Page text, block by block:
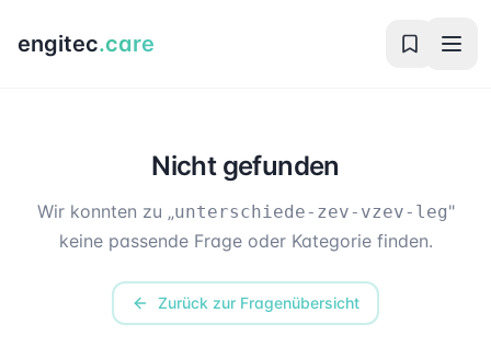
engitec.care
Nicht gefunden
Wir konnten zu „unterschiede-zev-vzev-leg"
keine passende Frage oder Kategorie finden.
Zurück zur Fragenübersicht